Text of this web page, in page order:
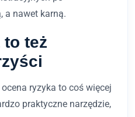
a nawet karną.
to też
ryzyka to coś więcej
praktyczne narzędzie,